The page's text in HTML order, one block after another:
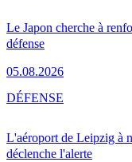
Le Japon cherche à
défense
05.08.2026
L'aéroport de Leipzig à
déclenche l'alerte
DÉFENSE